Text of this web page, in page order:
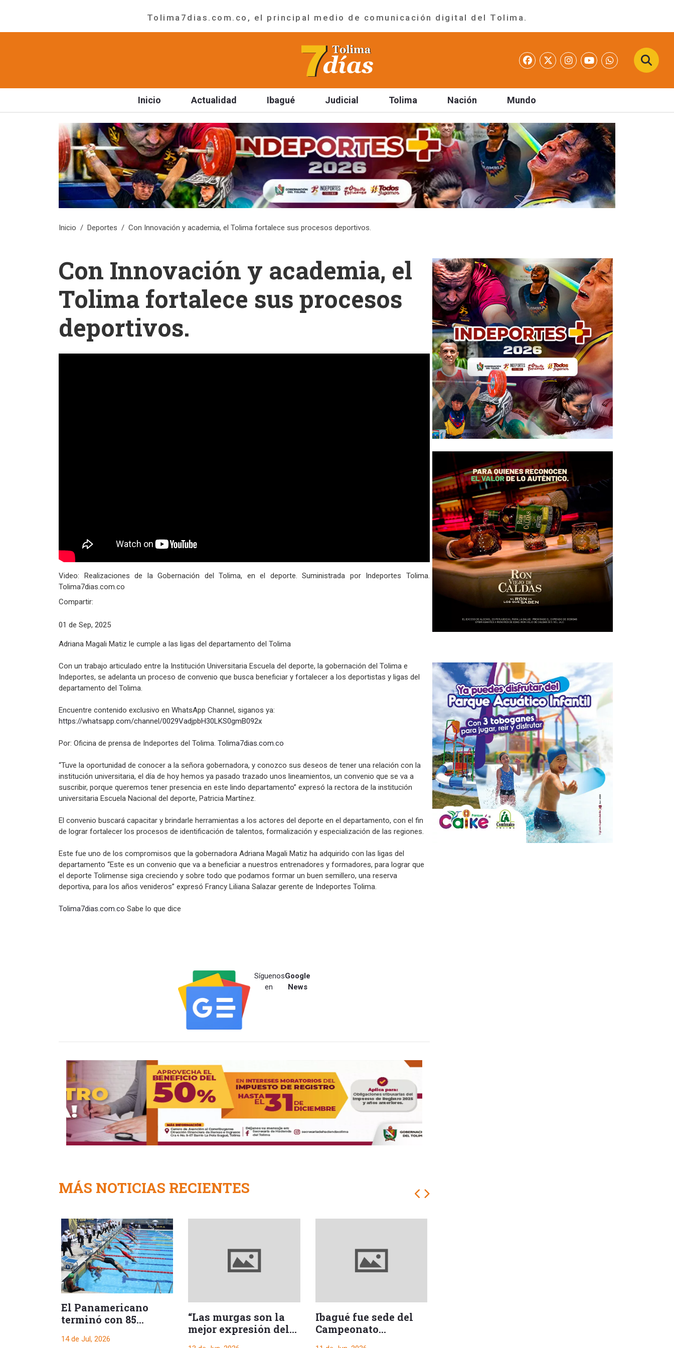
Tolima7dias.com.co, el principal medio de comunicación digital del Tolima.
Inicio Actualidad Ibagué Judicial Tolima Nación Mundo
Inicio Deportes Con Innovación y academia, el Tolima fortalece sus procesos deportivos.
Con Innovación y academia, el
Tolima fortalece sus procesos
deportivos.
Video: Realizaciones de la Gobernación del Tolima, en el deporte. Suministrada por Indeportes Tolima.
Tolima7dias.com.co
Compartir:
01 de Sep, 2025
Adriana Magali Matiz le cumple a las ligas del departamento del Tolima
Con un trabajo articulado entre la Institución Universitaria Escuela del deporte, la gobernación del Tolima e
Indeportes, se adelanta un proceso de convenio que busca beneficiar y fortalecer a los deportistas y ligas del
departamento del Tolima.
Encuentre contenido exclusivo en WhatsApp Channel, siganos ya:
https://whatsapp.com/channel/0029VadjpbH30LKS0gmB092x
Por: Oficina de prensa de Indeportes del Tolima. Tolima7dias.com.co
“Tuve la oportunidad de conocer a la señora gobernadora, y conozco sus deseos de tener una relación con la
institución universitaria, el día de hoy hemos ya pasado trazado unos lineamientos, un convenio que se va a
suscribir, porque queremos tener presencia en este lindo departamento” expresó la rectora de la institución
universitaria Escuela Nacional del deporte, Patricia Martínez.
El convenio buscará capacitar y brindarle herramientas a los actores del deporte en el departamento, con el fin
de lograr fortalecer los procesos de identificación de talentos, formalización y especialización de las regiones.
Este fue uno de los compromisos que la gobernadora Adriana Magali Matiz ha adquirido con las ligas del
departamento “Este es un convenio que va a beneficiar a nuestros entrenadores y formadores, para lograr que
el deporte Tolimense siga creciendo y sobre todo que podamos formar un buen semillero, una reserva
deportiva, para los años venideros” expresó Francy Liliana Salazar gerente de Indeportes Tolima.
Tolima7dias.com.co Sabe lo que dice
Síguenos
en
Google
News
MÁS NOTICIAS RECIENTES
El Panamericano
terminó con 85
Colombia y triunfo de
14 de Jul, 2026
“Las murgas son la
mejor expresión del
Ibagué fue sede del
Campeonato